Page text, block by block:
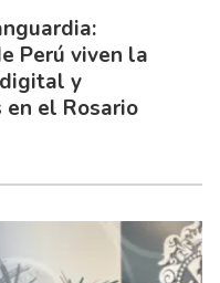
Perú viven la
y
el Rosario